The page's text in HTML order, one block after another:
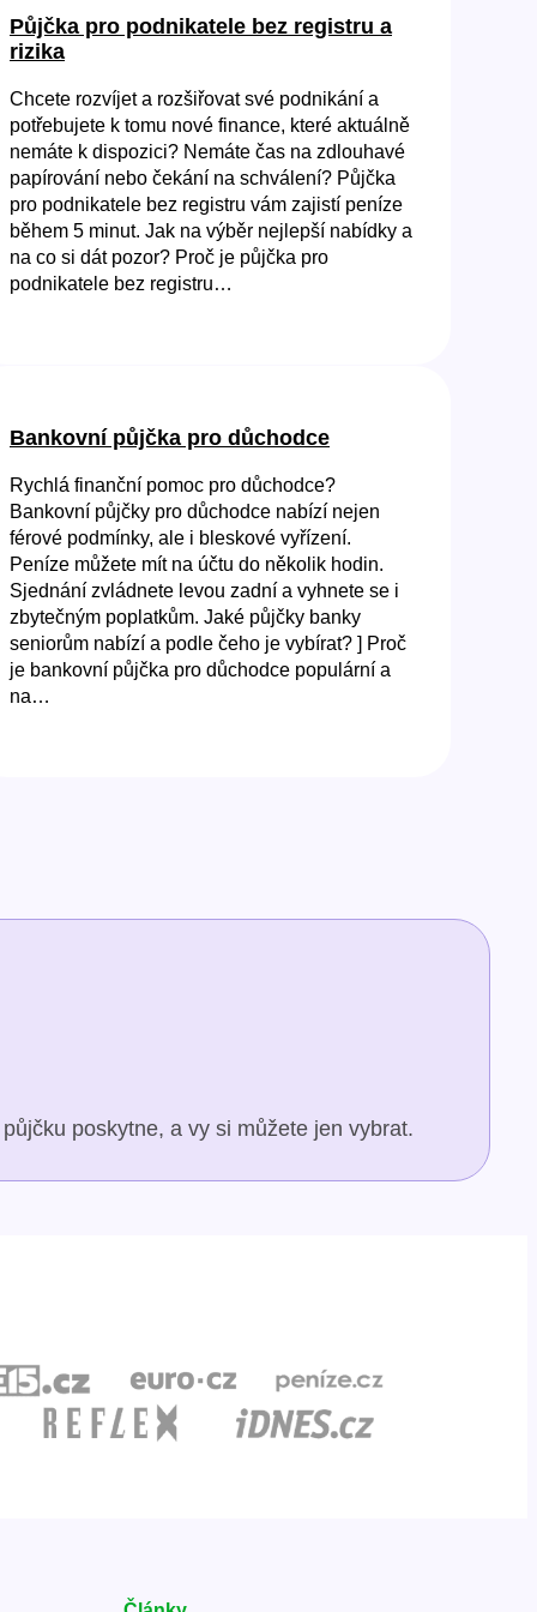
Půjčka pro podnikatele bez registru a
rizika
Chcete rozvíjet a rozšiřovat své podnikání a
potřebujete k tomu nové finance, které aktuálně
nemáte k dispozici? Nemáte čas na zdlouhavé
papírování nebo čekání na schválení? Půjčka
pro podnikatele bez registru vám zajistí peníze
během 5 minut. Jak na výběr nejlepší nabídky a
na co si dát pozor? Proč je půjčka pro
podnikatele bez registru…
Bankovní půjčka pro důchodce
Rychlá finanční pomoc pro důchodce?
Bankovní půjčky pro důchodce nabízí nejen
férové podmínky, ale i bleskové vyřízení.
Peníze můžete mít na účtu do několik hodin.
Sjednání zvládnete levou zadní a vyhnete se i
zbytečným poplatkům. Jaké půjčky banky
seniorům nabízí a podle čeho je vybírat? ] Proč
je bankovní půjčka pro důchodce populární a
na…
poskytne, a vy si můžete jen vybrat.